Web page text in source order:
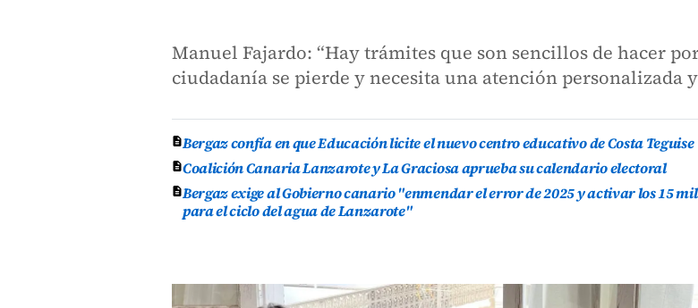
Manuel Fajardo: “Hay trámites que son sencillos de hacer
ciudadanía se pierde y necesita una atención personalizada
Bergaz confía en que Educación licite el nuevo centro educativo de Costa Teguise
Coalición Canaria Lanzarote y La Graciosa aprueba su calendario electoral
Bergaz exige al Gobierno canario "enmendar el error de 2025 y activar los 15
para el ciclo del agua de Lanzarote"